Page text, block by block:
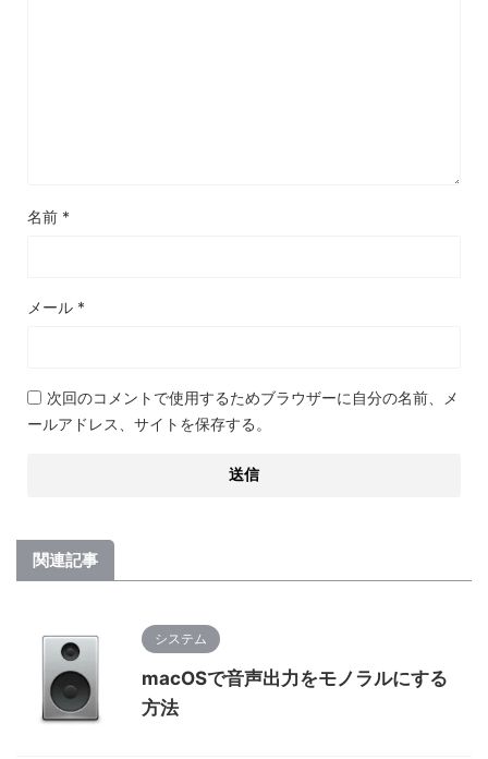
名前 *
メール *
次回のコメントで使用するためブラウザーに自分の名前、メ
ールアドレス、サイトを保存する。
関連記事
システム
macOSで音声出力をモノラルにする
方法